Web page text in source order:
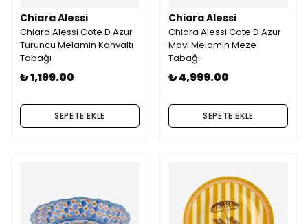
Chiara Alessi
Chiara Alessi Cote D Azur
Turuncu Melamin Kahvaltı
Tabağı
₺ 1,199.00
SEPETE EKLE
Chiara Alessi
Chiara Alessi Cote D Azur
Mavi Melamin Meze
Tabağı
₺ 4,999.00
SEPETE EKLE